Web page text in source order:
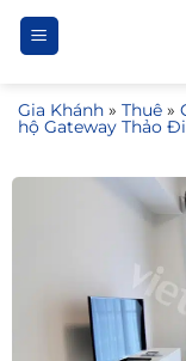
Bỏ
qua
dung
Gia Khánh » Thuê »
hộ Gateway Thảo